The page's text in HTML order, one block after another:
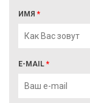
ИМЯ *
E-MAIL *